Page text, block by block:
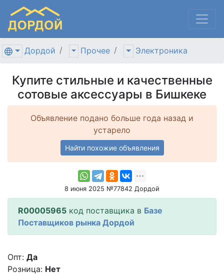
Дордой Прочее Электроника
Купите стильные и качественные
сотовые аксессуары в Бишкеке
Объявление подано больше года назад и
устарело
Найти похожие объявления
8 июня 2025 №77842 Дордой
R00005965 код поставщика в Базе
Поставщиков рынка Дордой
Опт: Да
Розница: Нет